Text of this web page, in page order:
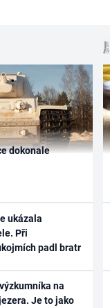
dokonale
ukázala
Při
padl bratr
na
Je to jako